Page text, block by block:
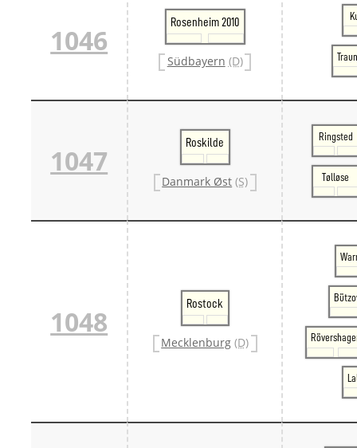
1046
Rosenheim 2010
Südbayern (D)
1047
Roskilde
Danmark Øst (S)
Ringsted
Tølløse
1048
Rostock
Mecklenburg (D)